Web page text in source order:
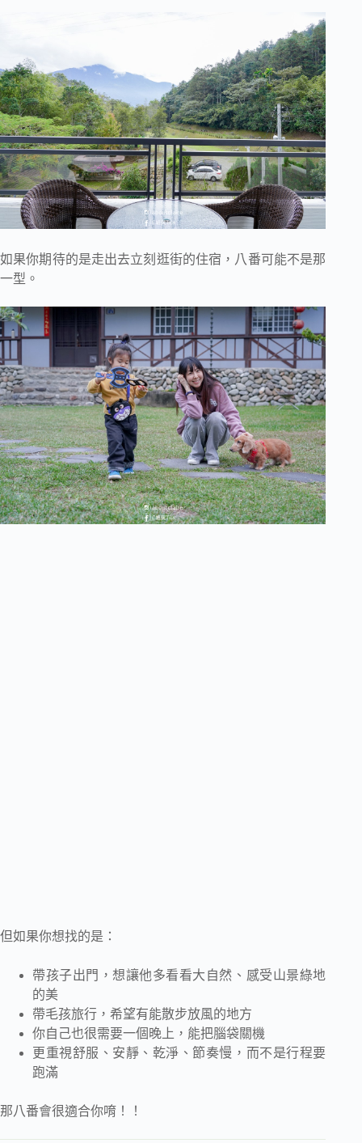
如果你期待的是走出去立刻逛街的住宿，八番可能不是那
一型。
但如果你想找的是：
帶孩子出門，想讓他多看看大自然、感受山景綠地
的美
帶毛孩旅行，希望有能散步放風的地方
你自己也很需要一個晚上，能把腦袋關機
更重視舒服、安靜、乾淨、節奏慢，而不是行程要
跑滿
那八番會很適合你唷！！